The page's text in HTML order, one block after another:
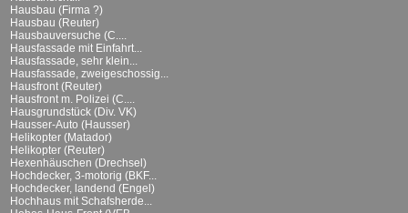
Hausbau (Firma ?)
Hausbau (Reuter)
Hausbauversuche (C....
Hausfassade mit Einfahrt...
Hausfassade, sehr klein...
Hausfassade, zweigeschossig...
Hausfront (Reuter)
Hausfront m. Polizei (C....
Hausgrundstück (Div. VK)
Hausser-Auto (Hausser)
Helikopter (Matador)
Helikopter (Reuter)
Hexenhäuschen (Drechsel)
Hochdecker, 3-motorig (BKF...
Hochdecker, landend (Engel)
Hochhaus mit Schafsherde...